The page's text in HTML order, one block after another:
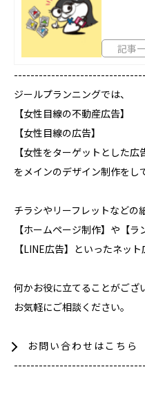
記事
ジールプランニングでは、
【女性目線の不動産広告】
【女性目線の広告】
【女性をターゲットとした広
をメインのデザイン制作をし
チラシやリーフレットなどの
【ホームページ制作】や【ラ
【LINE広告】といったネッ
何かお役に立てることがござ
お気軽にご相談ください。
お問い合わせはこちら